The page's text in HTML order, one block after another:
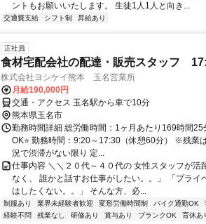
ントもお願いいたします。 生徒1人1人と向き...
交通費支給 シフト制 昇給あり
正社員
食材宅配会社の配達・販売スタッフ
株式会社ヨシケイ熊本 玉名営業所
月給190,000円
交通・アクセス 玉名駅から車で10分
熊本県玉名市
勤務時間詳細 総労働時間：1ヶ月あたり169時間25
OK⭐ 勤務時間：9:20～17:30（休憩60分） ※残業
況で渋滞がない限り 定...
仕事内容 ＼＼２０代～４０代の 女性スタッフが活
なく、 誰かと話すお仕事がしたい。。」 「プライ
はしたくない。。」 そんな方、必...
制服あり 業界未経験者歓迎 変形労働時間制 バイク通勤OK
経験不問
残業なし 研修あり 賞与あり ブランクOK 育休あ